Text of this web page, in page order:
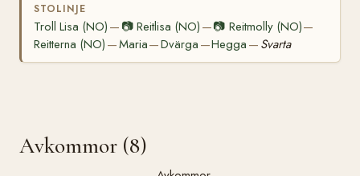
STOLINJE
Troll Lisa (NO) — 📷Reitlisa (NO) —📷 Reitmolly (NO)—
Reitterna (NO) —Maria—Dvärga —Hegga — Svarta
Avkommor (8)